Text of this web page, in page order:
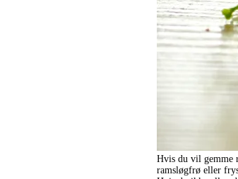
Hvis du vil gemme
ramsløgfrø eller